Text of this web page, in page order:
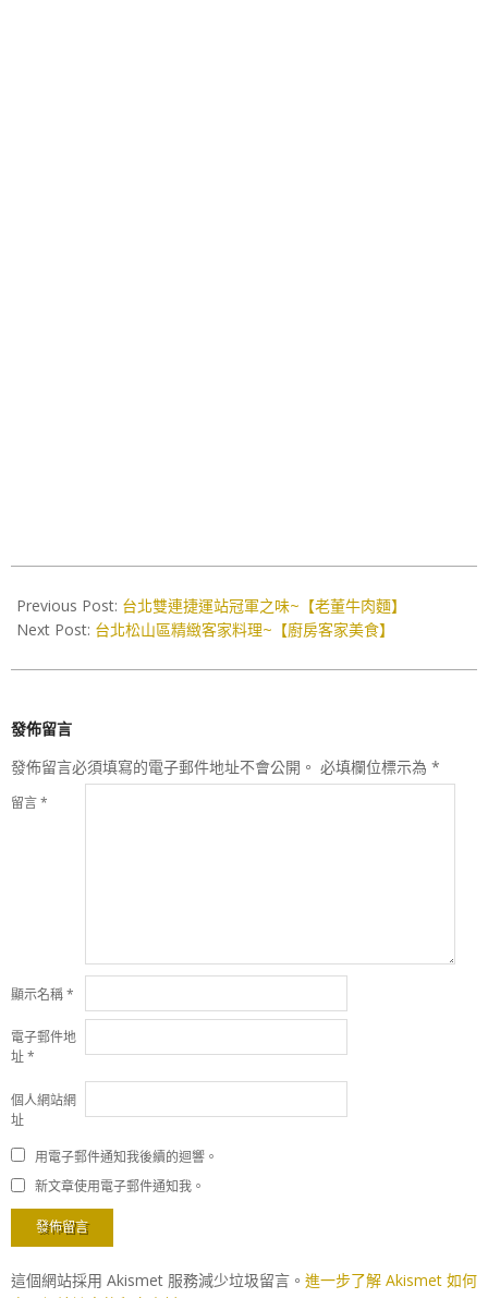
05-
19
Previous Post: 台北雙連捷運站冠軍之味~【老董牛肉麵】
Next Post: 台北松山區精緻客家料理~【廚房客家美食】
發佈留言
發佈留言必須填寫的電子郵件地址不會公開。 必填欄位標示為 *
留言*
顯示名稱*
電子郵件地
址*
個人網站網
址
用電子郵件通知我後續的迴響。
新文章使用電子郵件通知我。
這個網站採用 Akismet 服務減少垃圾留言。 進一步了解 Akismet 如何